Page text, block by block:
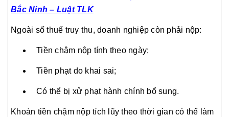
Bắc Ninh – Luật TLK
Ngoài số thuế truy thu, doanh nghiệp còn phải nộp:
Tiền chậm nộp tính theo ngày;
Tiền phạt do khai sai;
Có thể bị xử phạt hành chính bổ sung.
Khoản tiền chậm nộp tích lũy theo thời gian có thể làm